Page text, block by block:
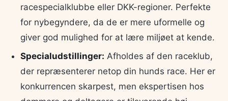
racespecialklubbe eller DKK-regioner. Perfekte
for nybegyndere, da de er mere uformelle og
giver god mulighed for at lære miljøet at kende.
Specialudstillinger: Afholdes af den raceklub,
der repræsenterer netop din hunds race. Her er
konkurrencen skarpest, men ekspertisen hos